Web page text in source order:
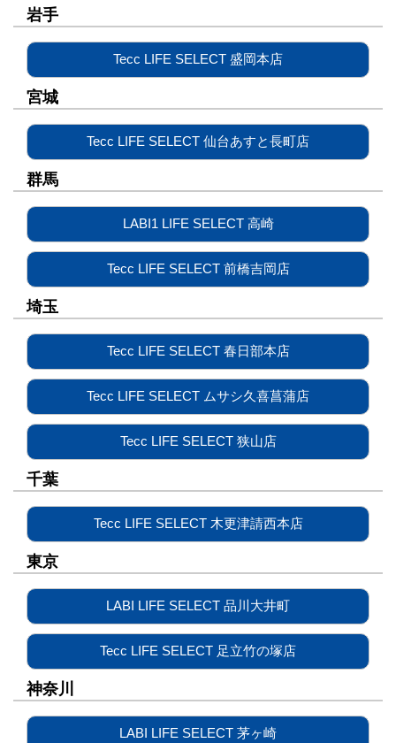
岩手
Tecc LIFE SELECT 盛岡本店
宮城
Tecc LIFE SELECT 仙台あすと長町店
群馬
LABI1 LIFE SELECT 高崎
Tecc LIFE SELECT 前橋吉岡店
埼玉
Tecc LIFE SELECT 春日部本店
Tecc LIFE SELECT ムサシ久喜菖蒲店
Tecc LIFE SELECT 狭山店
千葉
Tecc LIFE SELECT 木更津請西本店
東京
LABI LIFE SELECT 品川大井町
Tecc LIFE SELECT 足立竹の塚店
神奈川
LABI LIFE SELECT 茅ヶ崎